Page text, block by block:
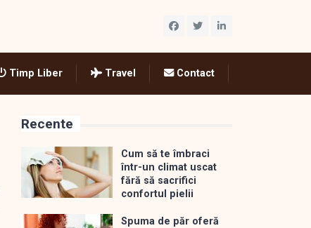
Timp Liber Travel Contact
Recente
Cum să te îmbraci
într-un climat uscat
fără să sacrifici
confortul pielii
Spuma de păr oferă